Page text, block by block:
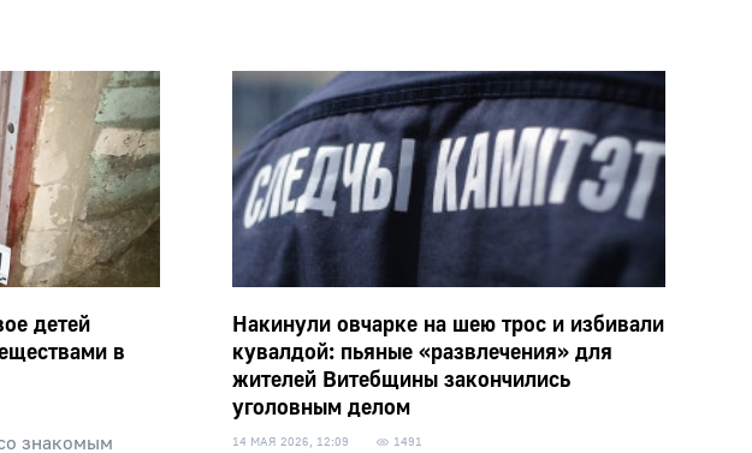
детей
в
знакомым
Накинули овчарке на шею трос и избивали
кувалдой: пьяные «развлечения» для
жителей Витебщины закончились
уголовным делом
14 МАЯ 2026, 12:09 1491